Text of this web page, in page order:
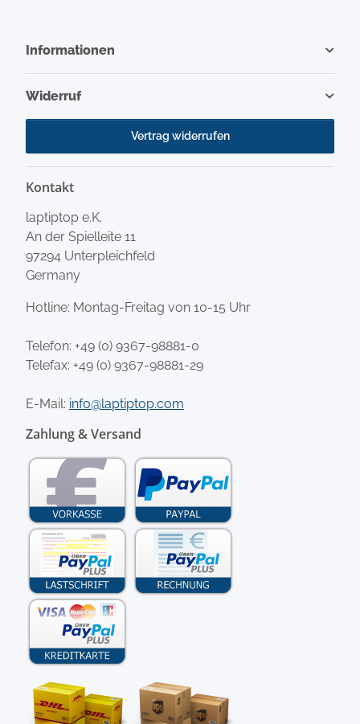
Informationen
Widerruf
Vertrag widerrufen
Kontakt
laptiptop e.K.
An der Spielleite 11
97294 Unterpleichfeld
Germany
Hotline: Montag-Freitag von 10-15 Uhr
Telefon: +49 (0) 9367-98881-0
Telefax: +49 (0) 9367-98881-29
E-Mail: info@laptiptop.com
Zahlung & Versand